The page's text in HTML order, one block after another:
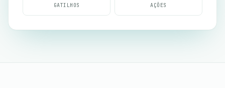
GATILHOS AÇÕES